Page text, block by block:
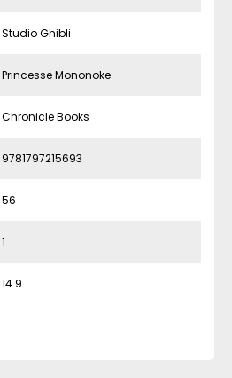
Studio Ghibli
Princesse Mononoke
Chronicle Books
9781797215693
56
1
14.9